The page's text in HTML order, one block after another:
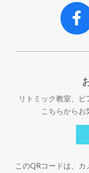
リトミック教室、
こちらからお
このQRコードは、